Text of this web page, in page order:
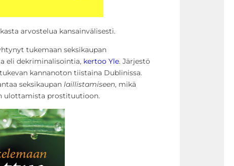
arvostelua kansainvälisesti.
tukemaan seksikaupan
eli dekriminalisointia, kertoo Yle. Järjestö
kannanoton tiistaina Dublinissa.
seksikaupan laillistamiseen, mikä
ulottamista prostituutioon.